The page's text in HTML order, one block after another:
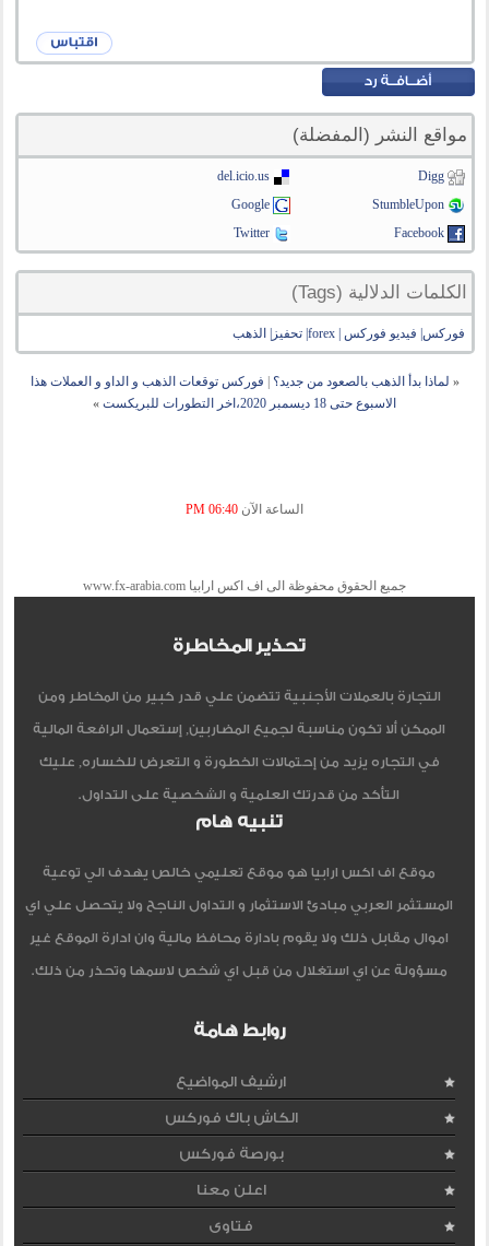
مواقع النشر (المفضلة)
Digg
del.icio.us
StumbleUpon
Google
Facebook
Twitter
الكلمات الدلالية (Tags)
فوركس| فيديو فوركس | forex| تحفيز| الذهب
« لماذا بدأ الذهب بالصعود من جديد؟
فوركس توقعات الذهب و الداو و العملات هذا
الاسبوع حتى 18 ديسمبر 2020،اخر التطورات للبريكست
»
الساعة الآن 06:40 PM
جميع الحقوق محفوظة الى اف اكس ارابيا www.fx-arabia.com
تحذير المخاطرة
التجارة بالعملات الأجنبية تتضمن علي قدر كبير من المخاطر ومن
الممكن ألا تكون مناسبة لجميع المضاربين, إستعمال الرافعة المالية
في التجاره يزيد من إحتمالات الخطورة و التعرض للخساره, عليك
التأكد من قدرتك العلمية و الشخصية على التداول.
تنبيه هام
موقع اف اكس ارابيا هو موقع تعليمي خالص يهدف الي توعية
المستثمر العربي مبادئ الاستثمار و التداول الناجح ولا يتحصل علي اي
اموال مقابل ذلك ولا يقوم بادارة محافظ مالية وان ادارة الموقع غير
مسؤولة عن اي استغلال من قبل اي شخص لاسمها وتحذر من ذلك.
روابط هامة
ارشيف المواضيع
الكاش باك فوركس
بورصة فوركس
اعلن معنا
فتاوى